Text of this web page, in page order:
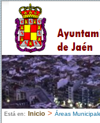
Está en: Inicio > Áreas